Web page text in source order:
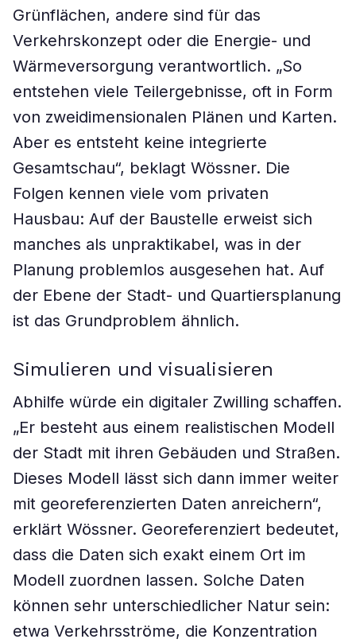
Grünflächen, andere sind für das
Verkehrskonzept oder die Energie- und
Wärmeversorgung verantwortlich. „So
entstehen viele Teilergebnisse, oft in Form
von zweidimensionalen Plänen und Karten.
Aber es entsteht keine integrierte
Gesamtschau“, beklagt Wössner. Die
Folgen kennen viele vom privaten
Hausbau: Auf der Baustelle erweist sich
manches als unpraktikabel, was in der
Planung problemlos ausgesehen hat. Auf
der Ebene der Stadt- und Quartiersplanung
ist das Grundproblem ähnlich.
Simulieren und visualisieren
Abhilfe würde ein digitaler Zwilling schaffen.
„Er besteht aus einem realistischen Modell
der Stadt mit ihren Gebäuden und Straßen.
Dieses Modell lässt sich dann immer weiter
mit georeferenzierten Daten anreichern“,
erklärt Wössner. Georeferenziert bedeutet,
dass die Daten sich exakt einem Ort im
Modell zuordnen lassen. Solche Daten
können sehr unterschiedlicher Natur sein:
etwa Verkehrsströme, die Konzentration